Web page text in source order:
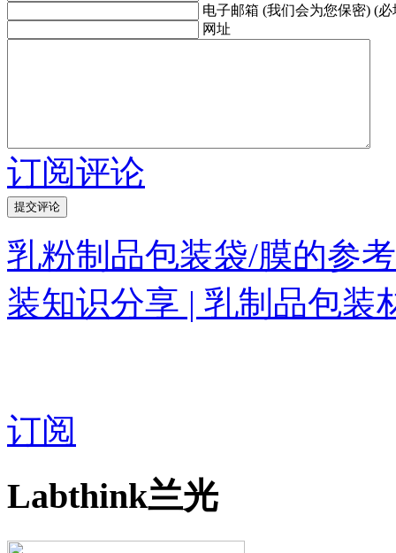
电子邮箱 (我们会为您保密) (必
网址
订阅评论
乳粉制品包装袋/膜的参
装知识分享 | 乳制品包装
订阅
Labthink兰光